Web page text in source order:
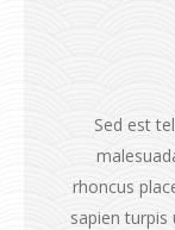
Sed est
rhoncus
sapien turpis